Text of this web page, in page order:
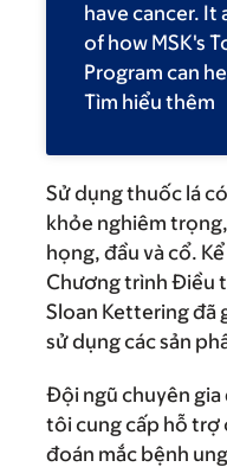
have cancer. It
of how MSK's
Program can
Tìm hiểu thêm
Sử dụng thuốc lá
khỏe nghiêm
họng, đầu và cổ.
Chương trình Điều
Sloan Kettering đã
sử dụng các sản
Đội ngũ chuyên
tôi cung cấp hỗ trợ
đoán mắc bệnh